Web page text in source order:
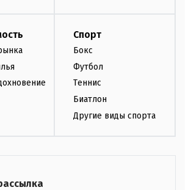
Спорт
Бокс
Футбол
Теннис
Биатлон
Другие виды спорта